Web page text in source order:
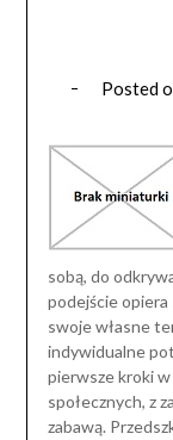
Posted
sobą, do
podejście opiera
swoje własne
indywidualne
pierwsze kroki
społecznych, z
zabawą.